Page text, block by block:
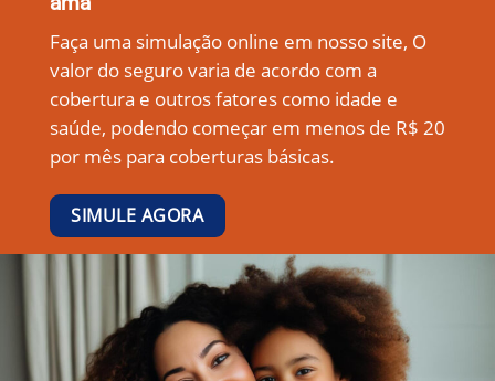
Faça uma simulação online em nosso site, O
valor do seguro varia de acordo com a
cobertura e outros fatores como idade e
saúde, podendo começar em menos de R$ 20
por mês para coberturas básicas.
SIMULE AGORA